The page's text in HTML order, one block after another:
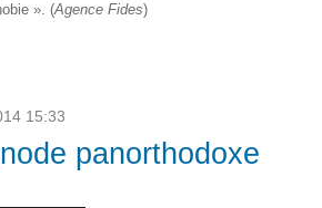
». (Agence Fides)
15:33
panorthodoxe